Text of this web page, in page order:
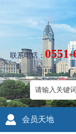
联系电话：0551-
会员天地